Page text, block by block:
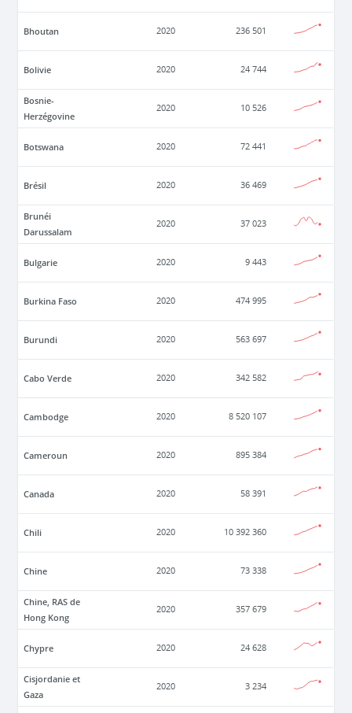
Bhoutan 2020 236 501
Bolivie 2020 24 744
Bosnie-
Herzégovine
2020 10 526
Botswana 2020 72 441
Brésil 2020 36 469
Brunéi
Darussalam
2020 37 023
Bulgarie 2020 9 443
Burkina Faso 2020 474 995
Burundi 2020 563 697
Cabo Verde 2020 342 582
Cambodge 2020 8 520 107
Cameroun 2020 895 384
Canada 2020 58 391
Chili 2020 10 392 360
Chine 2020 73 338
Chine, RAS de
Hong Kong
2020 357 679
Chypre 2020 24 628
Cisjordanie et
Gaza
2020 3 234